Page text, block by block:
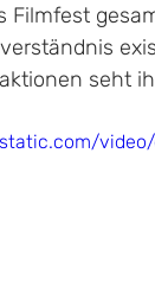
Filmfest
seht